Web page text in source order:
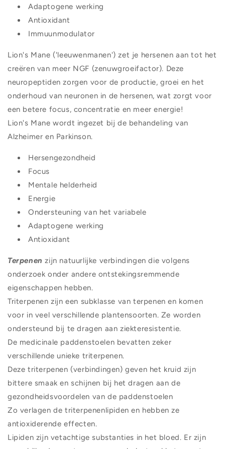
Adaptogene werking
Antioxidant
Immuunmodulator
Lion's Mane ('leeuwenmanen') zet je hersenen aan tot het
creëren van meer NGF (zenuwgroeifactor). Deze
neuropeptiden zorgen voor de productie, groei en het
onderhoud van neuronen in de hersenen, wat zorgt voor
een betere focus, concentratie en meer energie!
Lion's Mane wordt ingezet bij de behandeling van
Alzheimer en Parkinson.
Hersengezondheid
Focus
Mentale helderheid
Energie
Ondersteuning van het variabele
Adaptogene werking
Antioxidant
Terpenen zijn natuurlijke verbindingen die volgens
onderzoek onder andere ontstekingsremmende
eigenschappen hebben.
Triterpenen zijn een subklasse van terpenen en komen
voor in veel verschillende plantensoorten. Ze worden
ondersteund bij te dragen aan ziekteresistentie.
De medicinale paddenstoelen bevatten zeker
verschillende unieke triterpenen.
Deze triterpenen (verbindingen) geven het kruid zijn
bittere smaak en schijnen bij het dragen aan de
gezondheidsvoordelen van de paddenstoelen
Zo verlagen de triterpenenlipiden en hebben ze
antioxiderende effecten.
Lipiden zijn vetachtige substanties in het bloed. Er zijn